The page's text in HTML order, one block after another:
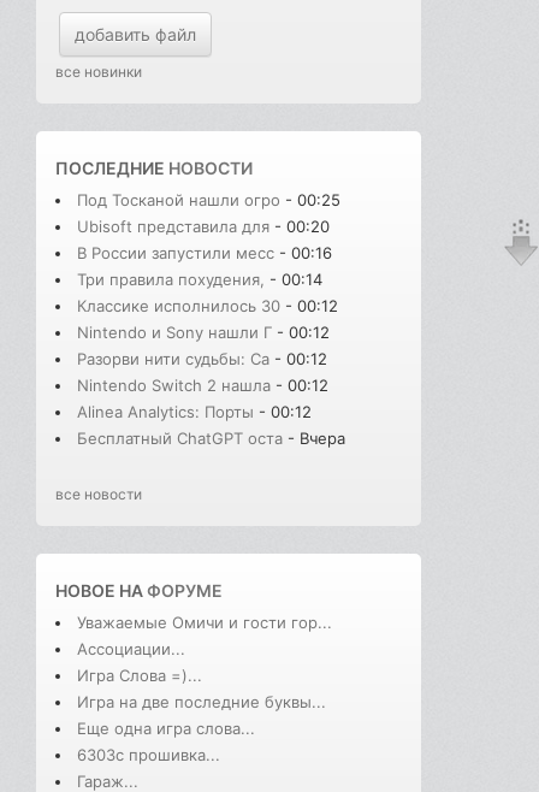
добавить файл
все новинки
ПОСЛЕДНИЕ НОВОСТИ
Под Тосканой нашли огро - 00:25
Ubisoft представила для - 00:20
В России запустили месс - 00:16
Три правила похудения, - 00:14
Классике исполнилось 30 - 00:12
Nintendo и Sony нашли Г - 00:12
Разорви нити судьбы: Сa - 00:12
Nintendo Switch 2 нашла - 00:12
Alinea Analytics: Порты - 00:12
Бесплатный ChatGPT оста - Вчера
все новости
НОВОЕ НАФОРУМЕ
Уважаемые Омичи и гости гор...
Ассоциации...
Игра Слова =)...
Игра на две последние буквы...
Еще одна игра слова...
6303с прошивка...
Гараж...